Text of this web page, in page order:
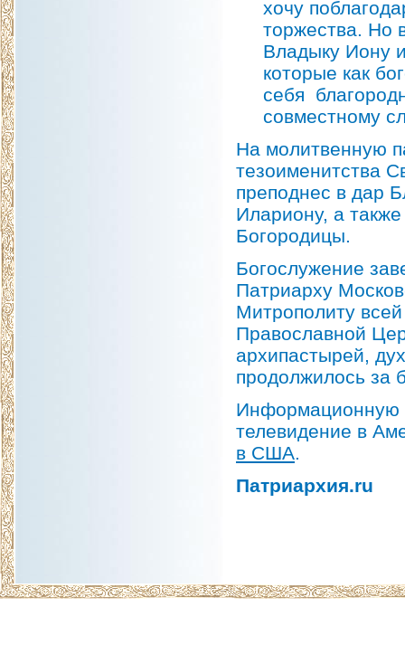
хочу
торжества. Но
Владыку Иону
которые как
себя
совместному
На молитвенную
тезоименитства
преподнес в дар
Илариону, а
Богородицы.
Богослужение
Патриарху
Митрополиту
Православной
архипастырей,
продолжилось за
Информационную
телевидение в
в США.
Патриархия.ru